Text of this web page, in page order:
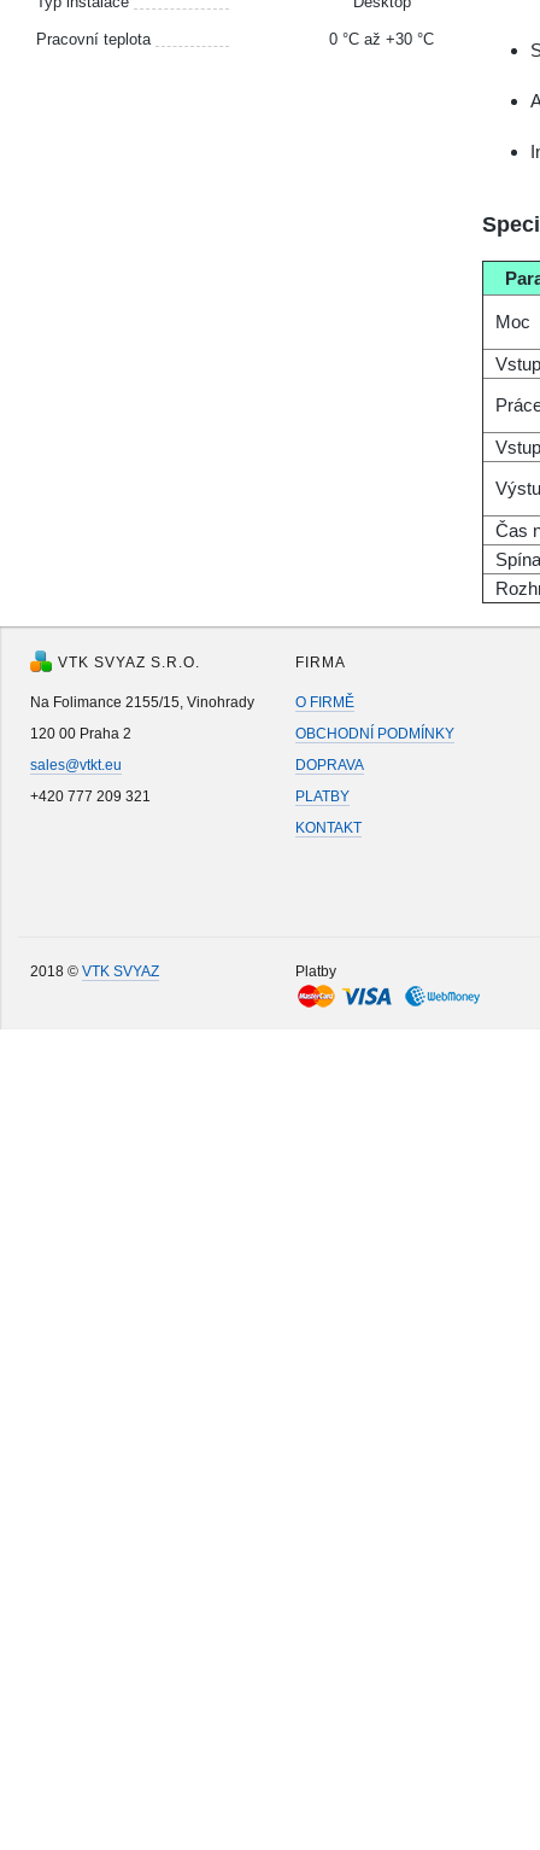
Pracovní teplota 0 °С až +30 °С
Moc
Čas
VTK SVYAZ S.R.O.
Na Folimance 2155/15, Vinohrady
120 00 Praha 2
sales@vtkt.eu
+420 777 209 321
FIRMA
O FIRMĚ
OBCHODNÍ PODMÍNKY
DOPRAVA
PLATBY
KONTAKT
2018 © VTK SVYAZ Platby